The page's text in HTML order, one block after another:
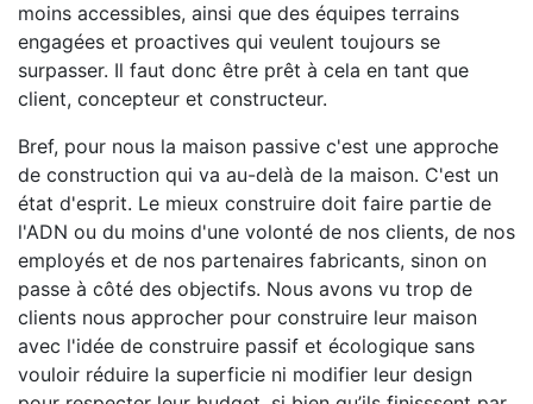
moins accessibles, ainsi que des équipes terrains
engagées et proactives qui veulent toujours se
surpasser. Il faut donc être prêt à cela en tant que
client, concepteur et constructeur.
Bref, pour nous la maison passive c'est une approche
de construction qui va au-delà de la maison. C'est un
état d'esprit. Le mieux construire doit faire partie de
l'ADN ou du moins d'une volonté de nos clients, de nos
employés et de nos partenaires fabricants, sinon on
passe à côté des objectifs. Nous avons vu trop de
clients nous approcher pour construire leur maison
avec l'idée de construire passif et écologique sans
vouloir réduire la superficie ni modifier leur design